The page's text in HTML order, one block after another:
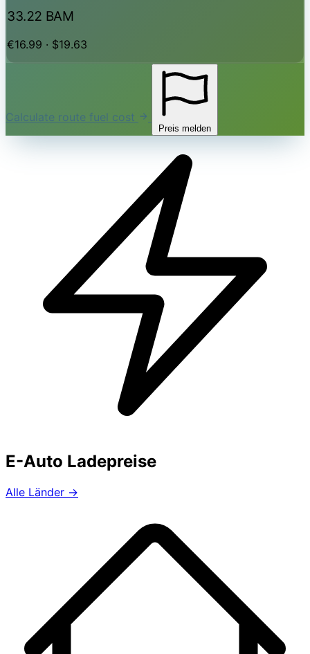
33.22 BAM
€16.99 · $19.63
Calculate route fuel cost
Preis melden
E-Auto Ladepreise
Alle Länder →